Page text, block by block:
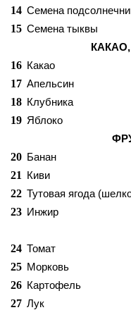
14 Семена
15 Семена тыквы
16 Какао
17 Апельсин
18 Клубника
19 Яблоко
20 Банан
21 Киви
22 Тутовая ягода
23 Инжир
24 Томат
25 Морковь
26 Картофель
27 Лук